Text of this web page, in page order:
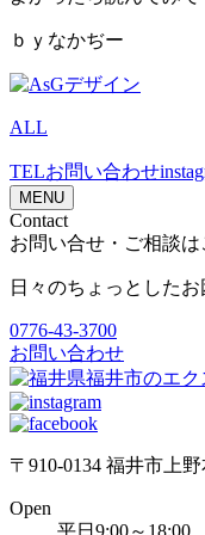
ｂｙなかぢー
ALL
TELお問い合わせ
MENU
Contact
お問い合せ・ご相談は
日々のちょっとした
0776-43-3700
お問い合わせ
〒910-0134 福井市上
Open
平日9:00～18:00